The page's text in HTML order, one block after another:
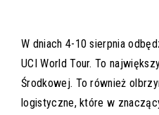
W dniach 4-10 sierpnia
UCI World Tour. To
Środkowej. To również
logistyczne, które w